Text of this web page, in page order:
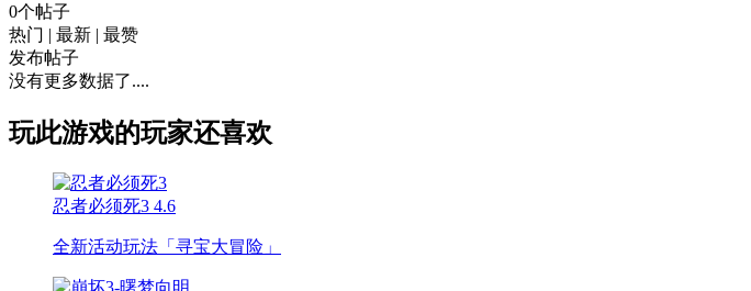
0个帖子
热门 | 最新 | 最赞
发布帖子
没有更多数据了....
玩此游戏的玩家还喜欢
忍者必须死3 4.6
全新活动玩法「寻宝大冒险」